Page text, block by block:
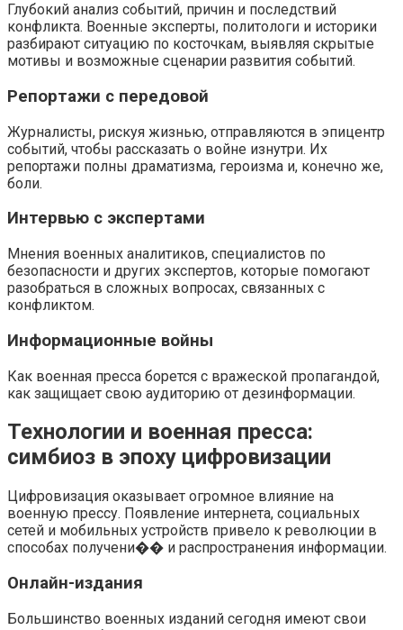
Глубокий анализ событий, причин и последствий
конфликта. Военные эксперты, политологи и историки
разбирают ситуацию по косточкам, выявляя скрытые
мотивы и возможные сценарии развития событий.
Репортажи с передовой
Журналисты, рискуя жизнью, отправляются в эпицентр
событий, чтобы рассказать о войне изнутри. Их
репортажи полны драматизма, героизма и, конечно же,
боли.
Интервью с экспертами
Мнения военных аналитиков, специалистов по
безопасности и других экспертов, которые помогают
разобраться в сложных вопросах, связанных с
конфликтом.
Информационные войны
Как военная пресса борется с вражеской пропагандой,
как защищает свою аудиторию от дезинформации.
Технологии и военная пресса:
симбиоз в эпоху цифровизации
Цифровизация оказывает огромное влияние на
военную прессу. Появление интернета, социальных
сетей и мобильных устройств привело к революции в
способах получени�� и распространения информации.
Онлайн-издания
Большинство военных изданий сегодня имеют свои